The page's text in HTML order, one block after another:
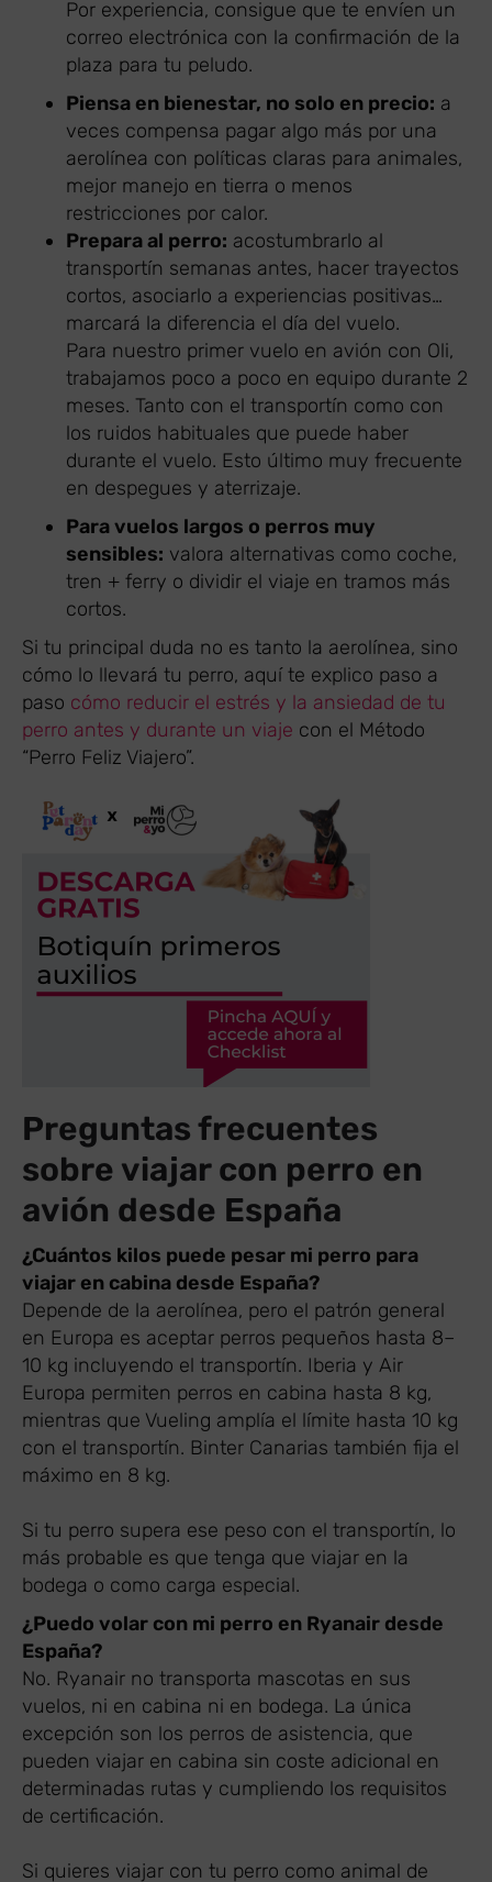
Por experiencia, consigue que te envíen un
correo electrónica con la confirmación de la
plaza para tu peludo.
Piensa en bienestar, no solo en precio: a
veces compensa pagar algo más por una
aerolínea con políticas claras para animales,
mejor manejo en tierra o menos
restricciones por calor.
Prepara al perro: acostumbrarlo al
transportín semanas antes, hacer trayectos
cortos, asociarlo a experiencias positivas…
marcará la diferencia el día del vuelo.
Para nuestro primer vuelo en avión con Oli,
trabajamos poco a poco en equipo durante 2
meses. Tanto con el transportín como con
los ruidos habituales que puede haber
durante el vuelo. Esto último muy frecuente
en despegues y aterrizaje.
Para vuelos largos o perros muy
sensibles: valora alternativas como coche,
tren + ferry o dividir el viaje en tramos más
cortos.
Si tu principal duda no es tanto la aerolínea, sino
cómo lo llevará tu perro, aquí te explico paso a
paso cómo reducir el estrés y la ansiedad de tu
perro antes y durante un viaje con el Método
“Perro Feliz Viajero”.
Preguntas frecuentes
sobre viajar con perro en
avión desde España
¿Cuántos kilos puede pesar mi perro para
viajar en cabina desde España?
Depende de la aerolínea, pero el patrón general
en Europa es aceptar perros pequeños hasta 8–
10 kg incluyendo el transportín. Iberia y Air
Europa permiten perros en cabina hasta 8 kg,
mientras que Vueling amplía el límite hasta 10 kg
con el transportín. Binter Canarias también fija el
máximo en 8 kg.
Si tu perro supera ese peso con el transportín, lo
más probable es que tenga que viajar en la
bodega o como carga especial.
¿Puedo volar con mi perro en Ryanair desde
España?
No. Ryanair no transporta mascotas en sus
vuelos, ni en cabina ni en bodega. La única
excepción son los perros de asistencia, que
pueden viajar en cabina sin coste adicional en
determinadas rutas y cumpliendo los requisitos
de certificación.
Si quieres viajar con tu perro como animal de